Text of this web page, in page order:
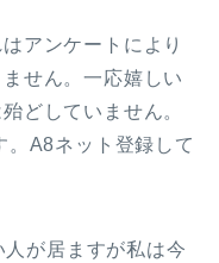
アンケートにより
せん。一応嬉しい
どしていません。
。A8ネット登録して
が居ますが私は今